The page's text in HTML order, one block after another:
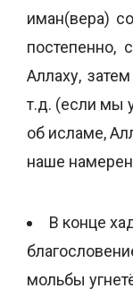
иман(вера)
постепенно,
Аллаху,
т.д. (если мы
об исламе,
наше
В конце
мольбы